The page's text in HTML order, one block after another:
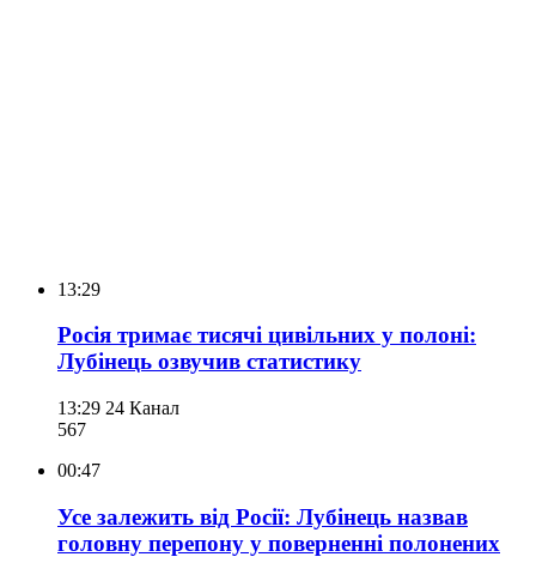
13:29
Росія тримає тисячі цивільних у полоні:
Лубінець озвучив статистику
13:29 24 Канал
567
00:47
Усе залежить від Росії: Лубінець назвав
головну перепону у поверненні полонених